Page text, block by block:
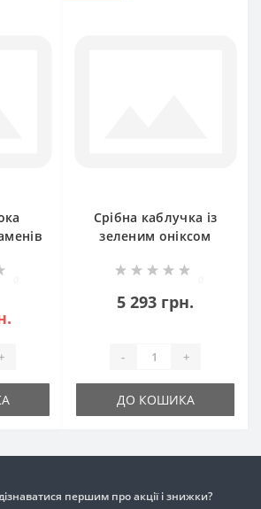
Срібна каблучка із
зеленим оніксом
5 293 грн.
- +
ДО КОШИКА
першим про акції і знижки?